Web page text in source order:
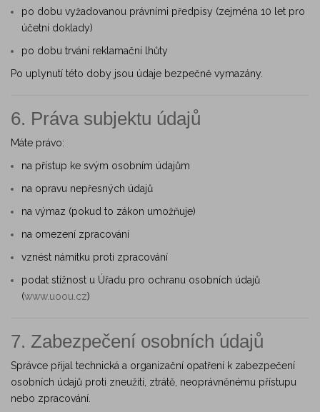
po dobu vyžadovanou právními předpisy (zejména 10 let pro
účetní doklady)
po dobu trvání reklamační lhůty
Po uplynutí této doby jsou údaje bezpečně vymazány.
6. Práva subjektu údajů
Máte právo:
na přístup ke svým osobním údajům
na opravu nepřesných údajů
na výmaz (pokud to zákon umožňuje)
na omezení zpracování
vznést námitku proti zpracování
podat stížnost u Úřadu pro ochranu osobních údajů
(www.uoou.cz)
7. Zabezpečení osobních údajů
Správce přijal technická a organizační opatření k zabezpečení
osobních údajů proti zneužití, ztrátě, neoprávněnému přístupu
nebo zpracování.